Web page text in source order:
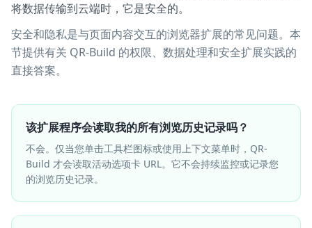
将数据传输到云端时，它是安全的。
安全和隐私是与页面内容交互的浏览器扩展的常见问题。本
节提供有关 QR-Build 的权限、数据处理和安全扩展实践的
直接答案。
该扩展程序会读取我的所有浏览历史记录吗？
不会。仅当您单击工具栏图标或使用上下文菜单时，QR-
Build 才会读取活动选项卡 URL。它不会持续监控或记录您
的浏览历史记录。